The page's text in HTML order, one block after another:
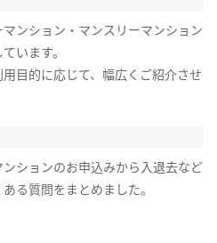
マンション・マンスリーマンション
います。
目的に応じて、幅広くご紹介させ
ションのお申込みから入退去など
る質問をまとめました。